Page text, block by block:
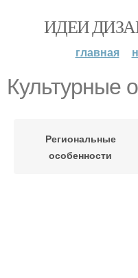
ИДЕИ
главная
Культурные
Региональные
особенности